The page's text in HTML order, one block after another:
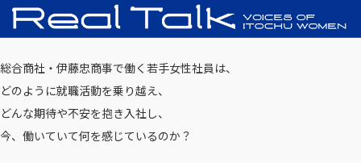
総合商社・伊藤忠商事で働く若手女性社員は、
どのように就職活動を乗り越え、
どんな期待や不安を抱き入社し、
今、働いていて何を感じているのか？